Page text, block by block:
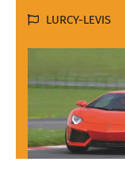
LURCY-LEVIS